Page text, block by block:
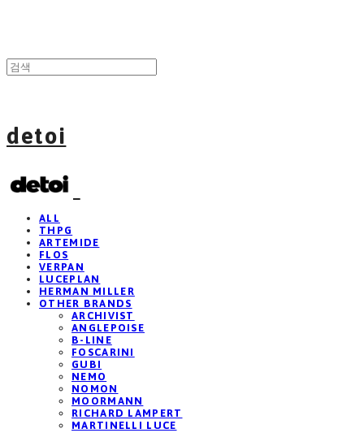
detoi
ALL
THPG
ARTEMIDE
FLOS
VERPAN
LUCEPLAN
HERMAN MILLER
OTHER BRANDS
ARCHIVIST
ANGLEPOISE
B-LINE
FOSCARINI
GUBI
NEMO
NOMON
MOORMANN
RICHARD LAMPERT
MARTINELLI LUCE